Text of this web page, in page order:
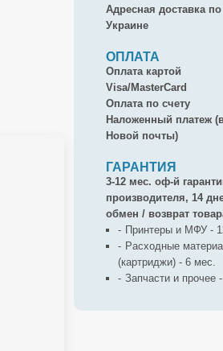
Адресная доставка по
Украине
ОПЛАТА
Оплата картой
Visa/MasterCard
Оплата по счету
Наложенный платеж
Новой почты)
ГАРАНТИЯ
3-12 мес. оф-й
производителя, 14
обмен / возврат
Принтеры и МФУ -
Расходные
(картриджи) - 6 мес.
Запчасти и прочее